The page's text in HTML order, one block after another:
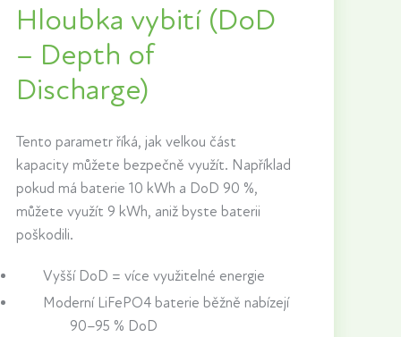
Hloubka vybití (DoD
– Depth of
Discharge)
Tento parametr říká, jak velkou část
kapacity můžete bezpečně využít. Například
pokud má baterie 10 kWh a DoD 90 %,
můžete využít 9 kWh, aniž byste baterii
poškodili.
Vyšší DoD = více využitelné energie
Moderní LiFePO4 baterie běžně nabízejí
90–95 % DoD